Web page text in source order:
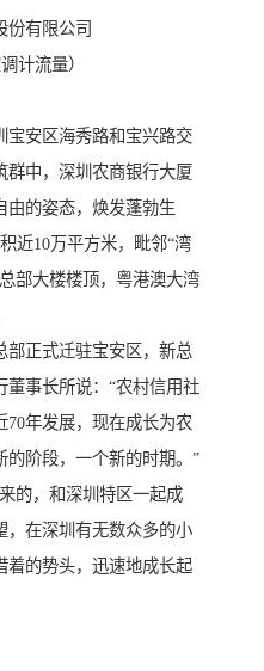
份有限公司
计流量）
宝安区海秀路和宝兴路交
群中，深圳农商银行大厦
由的姿态，焕发蓬勃生
近10万平方米，毗邻“湾
部大楼楼顶，粤港澳大湾
部正式迁驻宝安区，新总
事长所说：“农村信用社
年发展，现在成长为农
阶段，一个新的时期。”
的，和深圳特区一起成
，在深圳有无数众多的小
着的势头，迅速地成长起